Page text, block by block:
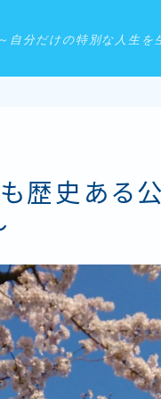
～自分だけの特別な人生を
歴史ある